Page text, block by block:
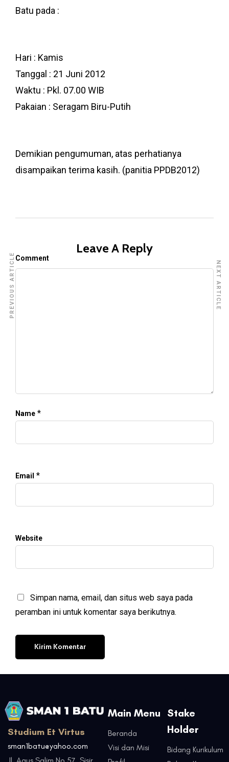
Batu pada :
Hari : Kamis
Tanggal : 21 Juni 2012
Waktu : Pkl. 07.00 WIB
Pakaian : Seragam Biru-Putih
Demikian pengumuman, atas perhatianya
disampaikan terima kasih. (panitia PPDB2012)
Leave A Reply
Comment
Name *
Email *
Website
Simpan nama, email, dan situs web saya pada
peramban ini untuk komentar saya berikutnya.
PREVIOUS ARTICLE NEXT ARTICLE
Studium Et Virtus
sman1batu@yahoo.com
Main Menu
Beranda
Visi dan Misi
Stake
Holder
Bidang Kurikulum